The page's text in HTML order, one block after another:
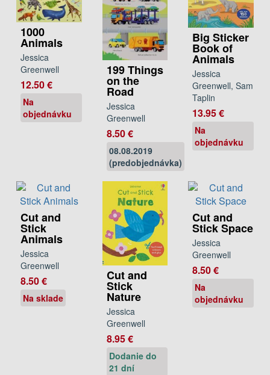
1000
Animals
Jessica
Greenwell
12.50 €
Na
objednávku
199 Things
on the
Road
Jessica
Greenwell
8.50 €
08.08.2019
(predobjednávka)
Big Sticker
Book of
Animals
Jessica
Greenwell, Sam
Taplin
13.95 €
Na
objednávku
Cut and
Stick
Animals
Jessica
Greenwell
8.50 €
Na sklade
Cut and
Stick
Nature
Jessica
Greenwell
8.95 €
Dodanie do
21 dní
Cut and
Stick Space
Jessica
Greenwell
8.50 €
Na
objednávku